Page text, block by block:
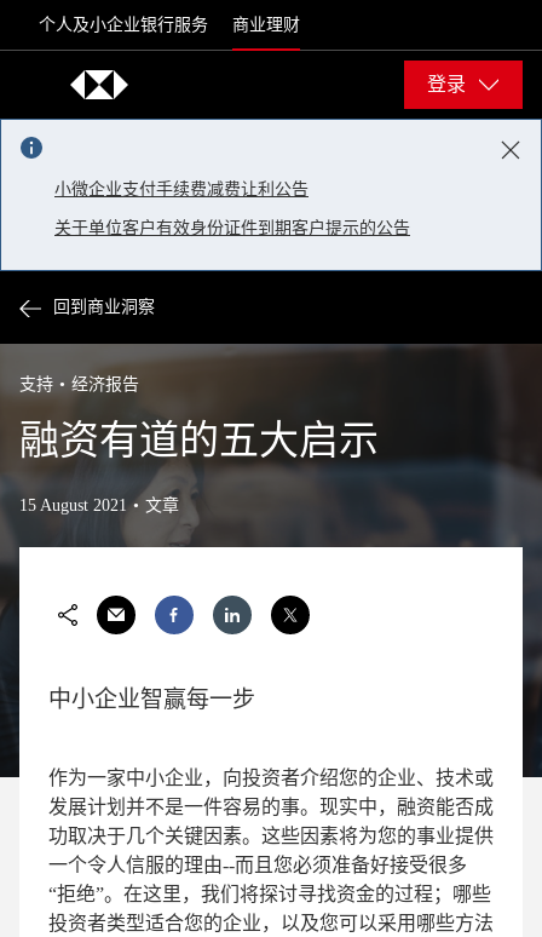
个人及小企业银行服务 商业理财
登录
小微企业支付手续费减费让利公告
关于单位客户有效身份证件到期客户提示的公告
回到商业洞察
支持 经济报告
融资有道的五大启示
15 August 2021 文章
中小企业智赢每一步
作为一家中小企业，向投资者介绍您的企业、技术或
发展计划并不是一件容易的事。现实中，融资能否成
功取决于几个关键因素。这些因素将为您的事业提供
一个令人信服的理由--而且您必须准备好接受很多
“拒绝”。在这里，我们将探讨寻找资金的过程；哪些
投资者类型适合您的企业，以及您可以采用哪些方法